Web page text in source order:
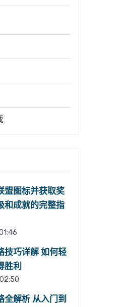
盟图标并获取奖
和成就的完整指
技巧详解 如何轻
胜利
全解析 从入门到